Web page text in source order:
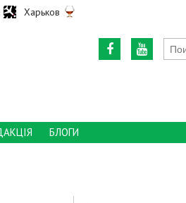
Харьков
БЛОГИ